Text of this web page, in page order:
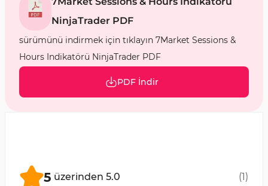
NinjaTrader PDF
sürümünü indirmek için tıklayın 7Market Sessions &
Hours Indikatörü NinjaTrader PDF
PDF İndir
5 üzerinden 5.0 (1)